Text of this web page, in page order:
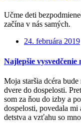
Učme deti
začína v nás samých.
24. februára 2019
Najlepšie
Moja staršia dcéra
dvere do dospelosti.
som za ňou do izby a
dospelosti, povedala
detstva a vzťahu so